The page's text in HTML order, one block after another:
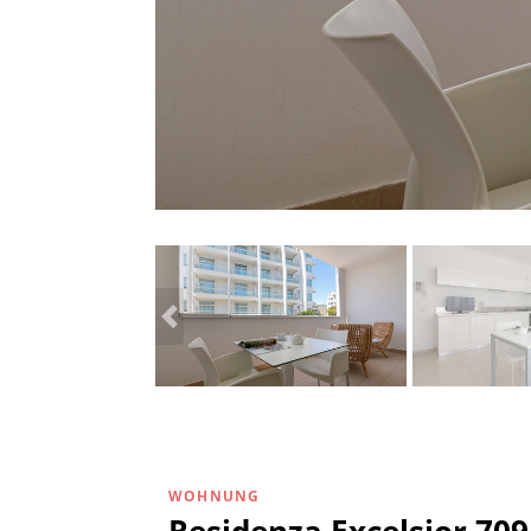
WOHNUNG